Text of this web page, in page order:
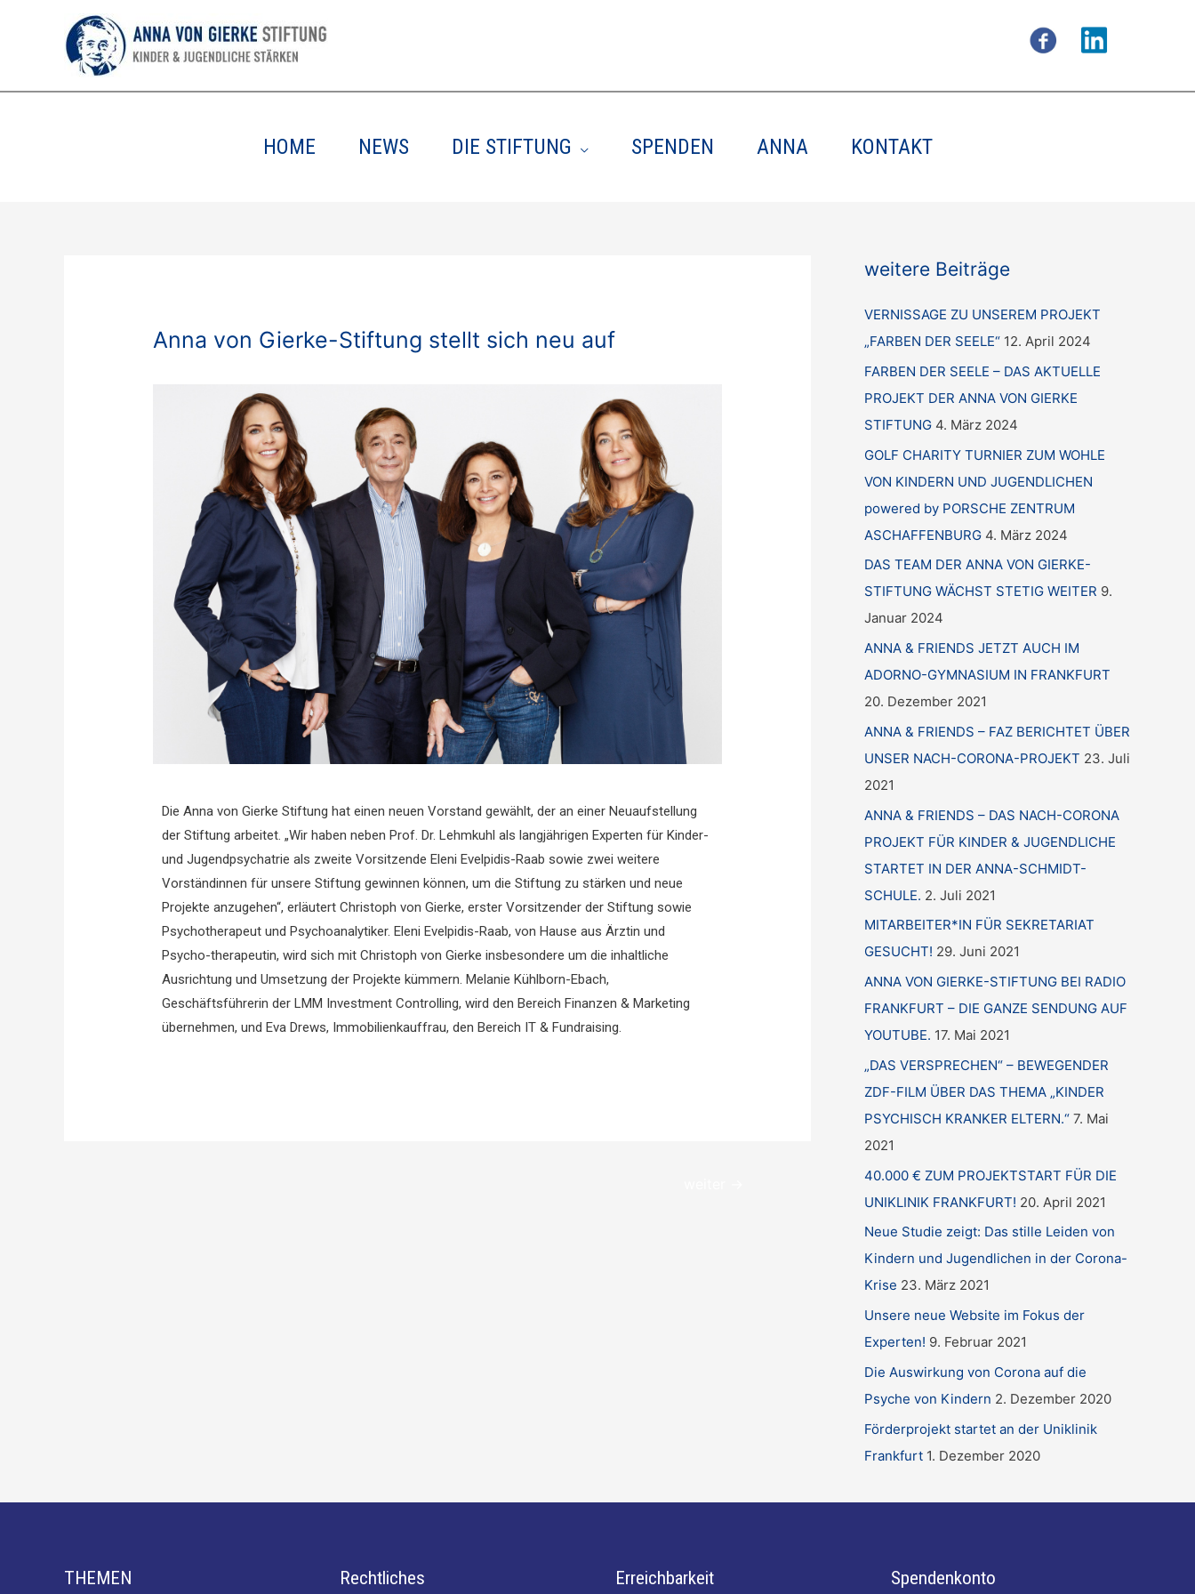
HOME NEWS DIE STIFTUNG SPENDEN ANNA KONTAKT
Anna von Gierke-Stiftung stellt sich neu auf
Die Anna von Gierke Stiftung hat einen neuen Vorstand gewählt, der an einer Neuaufstellung
der Stiftung arbeitet. „Wir haben neben Prof. Dr. Lehmkuhl als langjährigen Experten für Kinder-
und Jugendpsychatrie als zweite Vorsitzende Eleni Evelpidis-Raab sowie zwei weitere
Vorständinnen für unsere Stiftung gewinnen können, um die Stiftung zu stärken und neue
Projekte anzugehen“, erläutert Christoph von Gierke, erster Vorsitzender der Stiftung sowie
Psychotherapeut und Psychoanalytiker. Eleni Evelpidis-Raab, von Hause aus Ärztin und
Psycho-therapeutin, wird sich mit Christoph von Gierke insbesondere um die inhaltliche
Ausrichtung und Umsetzung der Projekte kümmern. Melanie Kühlborn-Ebach,
Geschäftsführerin der LMM Investment Controlling, wird den Bereich Finanzen & Marketing
übernehmen, und Eva Drews, Immobilienkauffrau, den Bereich IT & Fundraising.
weitere Beiträge
VERNISSAGE ZU UNSEREM PROJEKT
„FARBEN DER SEELE“ 12. April 2024
FARBEN DER SEELE – DAS AKTUELLE
PROJEKT DER ANNA VON GIERKE
STIFTUNG 4. März 2024
GOLF CHARITY TURNIER ZUM WOHLE
VON KINDERN UND JUGENDLICHEN
powered by PORSCHE ZENTRUM
ASCHAFFENBURG 4. März 2024
DAS TEAM DER ANNA VON GIERKE-
STIFTUNG WÄCHST STETIG WEITER 9.
Januar 2024
ANNA & FRIENDS JETZT AUCH IM
ADORNO-GYMNASIUM IN FRANKFURT
20. Dezember 2021
ANNA & FRIENDS – FAZ BERICHTET ÜBER
UNSER NACH-CORONA-PROJEKT 23. Juli
2021
ANNA & FRIENDS – DAS NACH-CORONA
PROJEKT FÜR KINDER & JUGENDLICHE
STARTET IN DER ANNA-SCHMIDT-
SCHULE. 2. Juli 2021
MITARBEITER*IN FÜR SEKRETARIAT
GESUCHT! 29. Juni 2021
ANNA VON GIERKE-STIFTUNG BEI RADIO
FRANKFURT – DIE GANZE SENDUNG AUF
YOUTUBE. 17. Mai 2021
„DAS VERSPRECHEN“ – BEWEGENDER
ZDF-FILM ÜBER DAS THEMA „KINDER
PSYCHISCH KRANKER ELTERN.“ 7. Mai
2021
40.000 € ZUM PROJEKTSTART FÜR DIE
UNIKLINIK FRANKFURT! 20. April 2021
Neue Studie zeigt: Das stille Leiden von
Kindern und Jugendlichen in der Corona-
Krise 23. März 2021
Unsere neue Website im Fokus der
Experten! 9. Februar 2021
Die Auswirkung von Corona auf die
Psyche von Kindern 2. Dezember 2020
Förderprojekt startet an der Uniklinik
Frankfurt 1. Dezember 2020
THEMEN Rechtliches Erreichbarkeit Spendenkonto